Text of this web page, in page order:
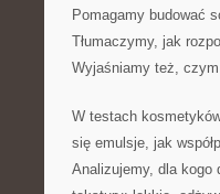
Pomagamy budować
Tłumaczymy, jak
Wyjaśniamy też,
W testach
się emulsje, jak
Analizujemy, dla kogo